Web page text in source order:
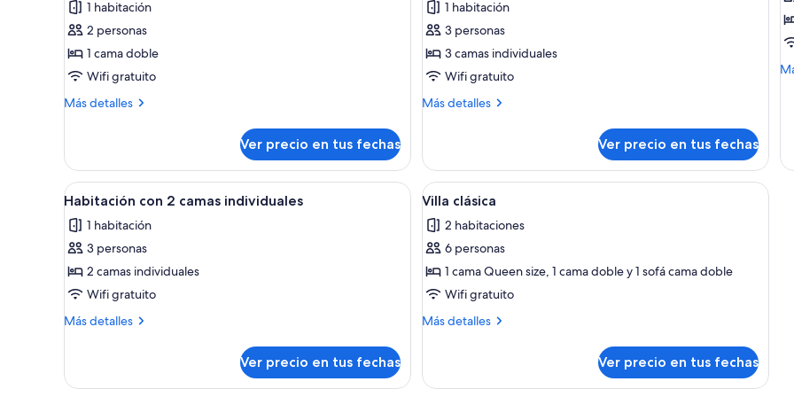
Habitación
estándar,
1
cama
doble
1 habitación
2 personas
1 cama doble
Wifi gratuito
Más detalles
Más
estándar,
cama
Ver precio en tus fechas
Habitación
triple
estándar,
3
camas
1 habitación
3 personas
3 camas individuales
Wifi gratuito
Más detalles
Más
triple
estándar,
3
individuales
Ver precio en tus fechas
Ver
todas
las
fotos
de
Habitación
con
individuales
Habitación de hotel con dos camas, una mesita de noche con una planta y un baño visible a través de una
3
Habitación con 2 camas individuales
1 habitación
3 personas
2 camas individuales
Wifi gratuito
Más detalles
Más
con
Ver precio en tus fechas
Ver
todas
las
fotos
de
Villa
clásica
Una habitación con una tabla de
14
Villa clásica
2 habitaciones
6 personas
1 cama Queen size, 1 cama doble y 1 sofá cama doble
Wifi gratuito
Más detalles
Más
clásica
Ver precio en tus fechas